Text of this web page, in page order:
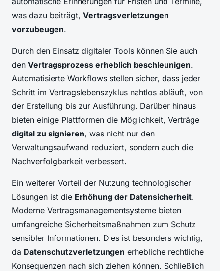
was dazu beiträgt, Vertragsverletzungen
vorzubeugen.
Durch den Einsatz digitaler Tools können Sie auch
den Vertragsprozess erheblich beschleunigen.
Automatisierte Workflows stellen sicher, dass jeder
Schritt im Vertragslebenszyklus nahtlos abläuft, von
der Erstellung bis zur Ausführung. Darüber hinaus
bieten einige Plattformen die Möglichkeit, Verträge
digital zu signieren, was nicht nur den
Verwaltungsaufwand reduziert, sondern auch die
Nachverfolgbarkeit verbessert.
Ein weiterer Vorteil der Nutzung technologischer
Lösungen ist die Erhöhung der Datensicherheit.
Moderne Vertragsmanagementsysteme bieten
umfangreiche Sicherheitsmaßnahmen zum Schutz
sensibler Informationen. Dies ist besonders wichtig,
da Datenschutzverletzungen erhebliche rechtliche
Konsequenzen nach sich ziehen können. Schließlich